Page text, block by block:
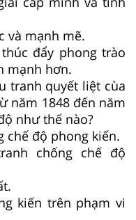
và mạnh mẽ.
đẩy phong trào
mạnh hơn.
tranh quyết liệt cùa
năm 1848 đến năm
như thế nào?
chế độ phong kiến.
chống chế độ
kiến trên phạm vi